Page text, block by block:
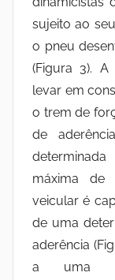
sujeito ao
o pneu
(Figura 3).
levar em
o trem de
de
máxima de
veicular é
de uma
aderência
a uma